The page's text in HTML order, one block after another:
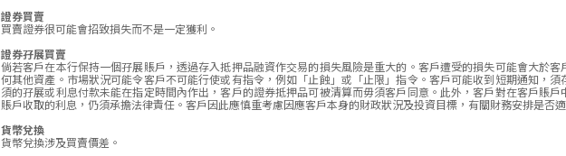
證券買賣
買賣證券很可能會招致損失而不是一定獲利。
證券孖展買賣
倘若客戶在本行保持一個孖展賬戶，透過存入抵押品融資作交易的損失風險是重大的。客戶遭受的損失可能會大於
何其他資產。市場狀況可能令客戶不可能行使或有指令，例如「止蝕」或「止限」指令。客戶可能收到短期通知，
須的孖展或利息付款未能在指定時間內作出，客戶的證券抵押品可被清算而毋須客戶同意。此外，客戶對在客戶賬
賬戶收取的利息，仍須承擔法律責任。客戶因此應慎重考慮因應客戶本身的財政狀況及投資目標，有關財務安排是否
貨幣兌換
貨幣兌換涉及買賣價差。